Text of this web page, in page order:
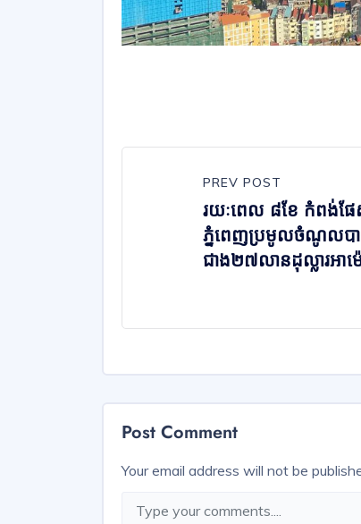
PREV POST
រយៈពេល ៨ខែ កំពង់ផ
ភ្នំពេញប្រមូលចំណូលប
ជាង២៧លានដុល្លារអាម៉
Post Comment
Your email address will not be